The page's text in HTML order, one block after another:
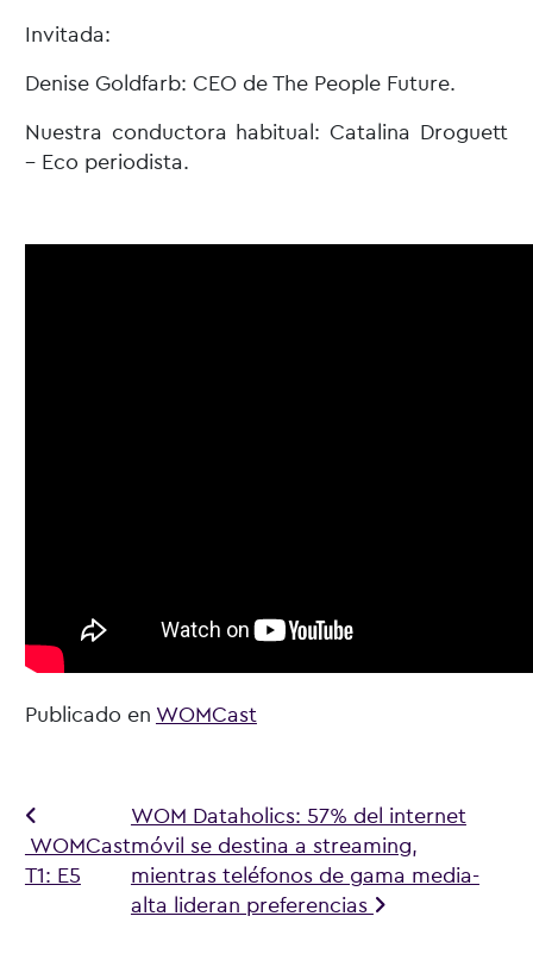
Invitada:
Denise Goldfarb: CEO de The People Future.
Nuestra conductora habitual:Catalina Droguett
– Eco periodista.
Publicado en WOMCast
Navegación de entradas
WOMCast
T1: E5
WOM Dataholics: 57% del internet
móvil se destina a streaming,
mientras teléfonos de gama media-
alta lideran preferencias